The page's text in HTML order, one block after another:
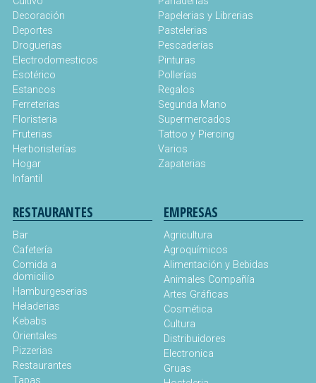
Decoración
Deportes
Droguerias
Electrodomesticos
Esotérico
Estancos
Ferreterias
Floristeria
Fruterias
Herboristerías
Hogar
Infantil
Papelerias y Librerias
Pastelerias
Pescaderías
Pinturas
Pollerías
Regalos
Segunda Mano
Supermercados
Tattoo y Piercing
Varios
Zapaterias
RESTAURANTES
Bar
Cafetería
Comida a
domicilio
Hamburgeserias
Heladerias
Kebabs
Orientales
Pizzerias
Restaurantes
Tapas
EMPRESAS
Agricultura
Agroquímicos
Alimentación y Bebidas
Animales Compañía
Artes Gráficas
Cosmética
Cultura
Distribuidores
Electronica
Gruas